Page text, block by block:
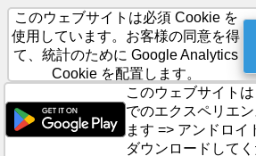
ペ
ー
ジ
を
このウェブサイトは必須 Cookie を
使用しています。お客様の同意を得
て、統計のために Google Analytics
Cookie を配置します。
このウェブサイト
でのエクスペリエ
ます => アンドロイ
ダウンロードしてく